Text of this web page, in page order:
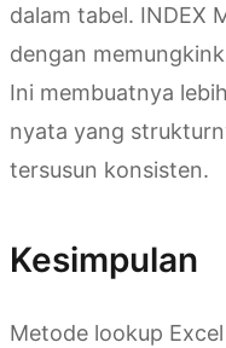
dalam tabel. INDEX
dengan
Ini membuatnya
nyata yang
tersusun konsisten.
Kesimpulan
Metode lookup